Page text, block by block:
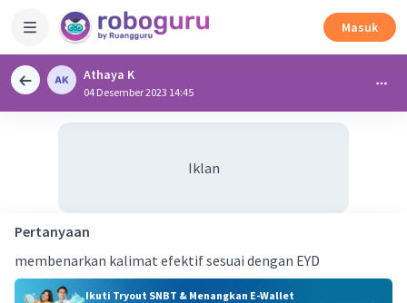
Masuk
Athaya K
04 Desember 2023 14:45
Iklan
Pertanyaan
membenarkan kalimat efektif sesuai dengan EYD
Ikuti Tryout SNBT & Menangkan E-Wallet